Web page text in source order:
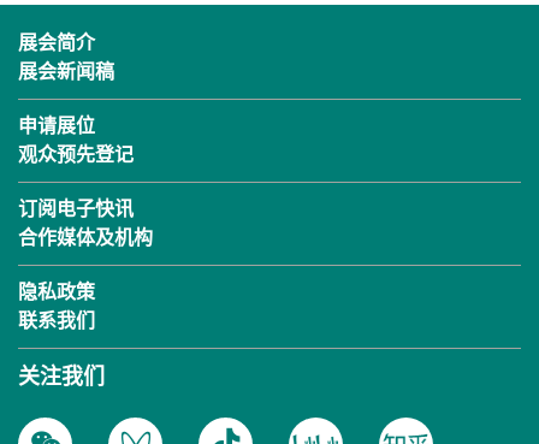
展会简介
展会新闻稿
申请展位
观众预先登记
订阅电子快讯
合作媒体及机构
隐私政策
联系我们
关注我们